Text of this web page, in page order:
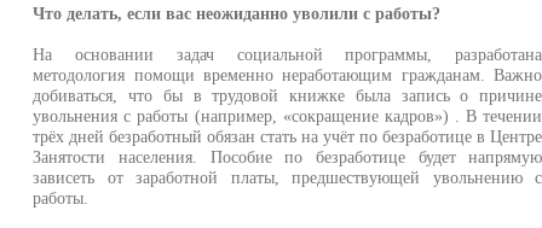
Что делать, если вас неожиданно уволили с работы?
На основании задач социальной программы, разработана
методология помощи временно неработающим гражданам. Важно
добиваться, что бы в трудовой книжке была запись о причине
увольнения с работы (например, «сокращение кадров») . В течении
трёх дней безработный обязан стать на учёт по безработице в Центре
Занятости населения. Пособие по безработице будет напрямую
зависеть от заработной платы, предшествующей увольнению с
работы.